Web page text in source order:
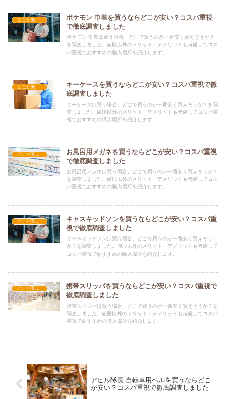
どこが安い？-雑貨
ポケモン 巾着を買うならどこが安い？コスパ重視
で徹底調査しました
ポケモン 巾着は買う場合、どこで買うのが一番安く買えそうか？
を調査しました。値段以外のメリット・デメリットも考慮してコス
パ重視でおすすめの購入場所を紹介します。
どこが安い？-雑貨
キーケースを買うならどこが安い？コスパ重視で徹
底調査しました
キーケースは買う場合、どこで買うのが一番安く買えそうか？を調
査しました。値段以外のメリット・デメリットも考慮してコスパ重
視でおすすめの購入場所を紹介します。
どこが安い？-雑貨
お風呂用メガネを買うならどこが安い？コスパ重視
で徹底調査しました
お風呂用メガネは買う場合、どこで買うのが一番安く買えそうか？
を調査しました。値段以外のメリット・デメリットも考慮してコス
パ重視でおすすめの購入場所を紹介します。
キャスキッドソンを買うならどこが安い？コスパ重
視で徹底調査しました
キャスキッドソンは買う場合、どこで買うのが一番安く買えそう
か？を調査しました。値段以外のメリット・デメリットも考慮して
コスパ重視でおすすめの購入場所を紹介します。
携帯スリッパを買うならどこが安い？コスパ重視で
徹底調査しました
携帯スリッパは買う場合、どこで買うのが一番安く買えそうか？を
調査しました。値段以外のメリット・デメリットも考慮してコスパ
重視でおすすめの購入場所を紹介します。
アヒル隊長 自転車用ベルを買うならどこ
が安い？コスパ重視で徹底調査しました